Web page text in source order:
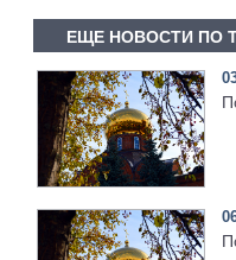
ЕЩЕ НОВОСТИ ПО